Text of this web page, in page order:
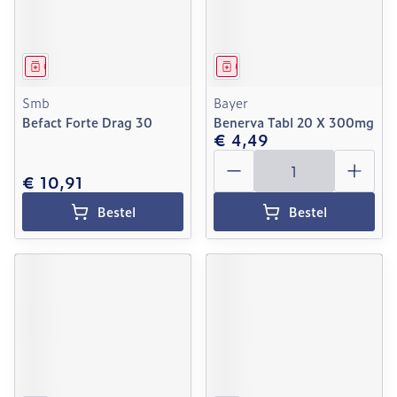
Geneesmiddel
Smb
Befact Forte Drag 30
€ 10,91
Bestel
Geneesmiddel
Bayer
Benerva Tabl 20 X 300mg
€ 4,49
Aantal
Bestel